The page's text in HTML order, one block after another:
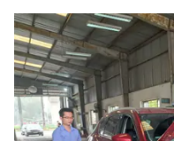
Đường thủy
Hàng hải
Đường sắt đô thị
Hỏi - Đáp
Lái xe an toàn
Chung tay vì ATGT
Gương sáng giao thông
Đời sống
Lao động - Công đoàn
Văn hóa
Showbiz
Điện ảnh
Thể thao
Bóng đá
Bình luận
Công nghệ
Công nghệ mới
Thế giới